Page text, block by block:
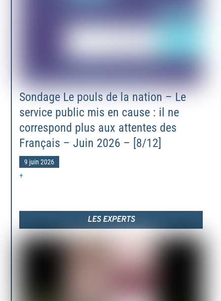
Sondage Le pouls de la nation – Le
service public mis en cause : il ne
correspond plus aux attentes des
Français – Juin 2026 – [8/12]
9 juin 2026
+
LES EXPERTS